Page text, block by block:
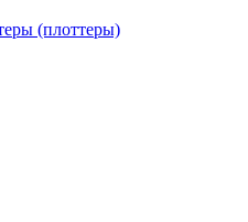
(плоттеры)